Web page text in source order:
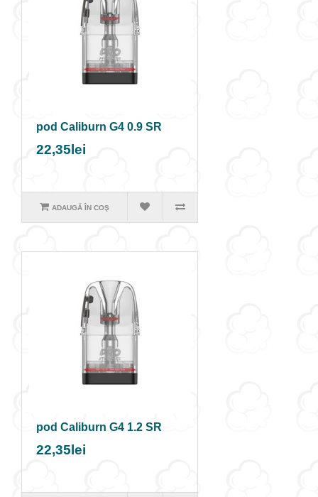
pod Caliburn G4 0.9 SR
22,35lei
ADAUGĂ ÎN COŞ
pod Caliburn G4 1.2 SR
22,35lei